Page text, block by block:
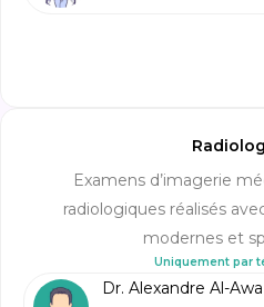
Examens d’imagerie
radiologiques réalisés
modernes et
Uniquement par
Dr. Alexandre Al-Awa